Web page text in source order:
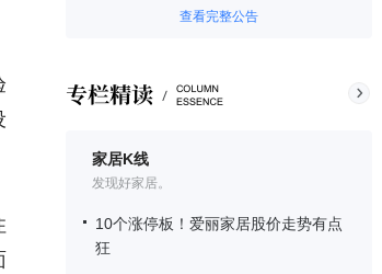
查看完整公告
家居K线
发现好家居。
10个涨停板！爱丽家居股价走势有点
狂